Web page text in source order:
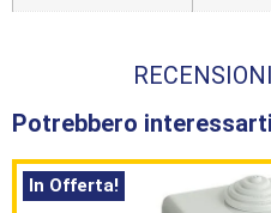
Potrebbero
In Offerta!